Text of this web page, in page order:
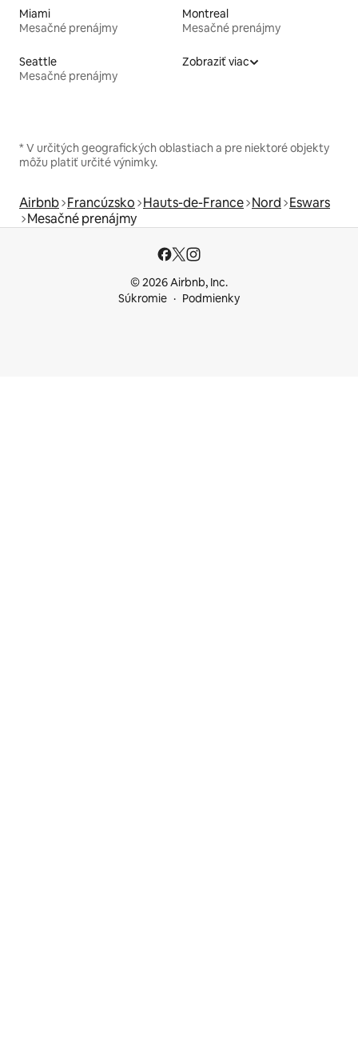
Miami
Mesačné prenájmy
Montreal
Mesačné prenájmy
Seattle
Mesačné prenájmy
Zobraziť viac
* V určitých geografických oblastiach a pre niektoré objekty
môžu platiť určité výnimky.
Airbnb Francúzsko Hauts-de-France Nord Eswars
Mesačné prenájmy
© 2026 Airbnb, Inc.
Súkromie
Podmienky